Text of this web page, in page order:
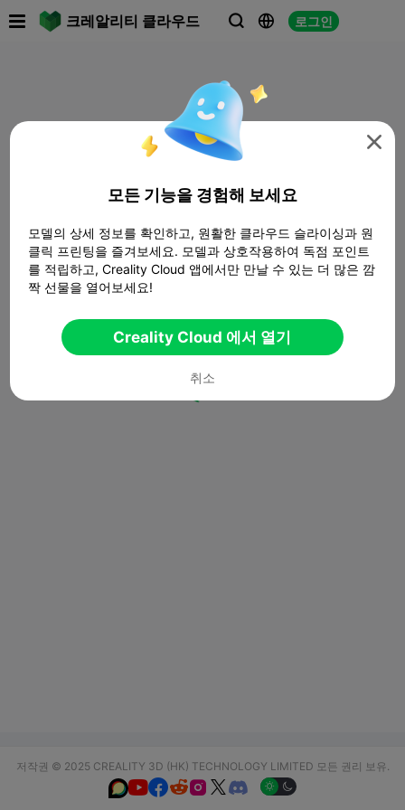
크레알리티 클라우드   로그인
저작권 © 2025 CREALITY 3D (HK) TECHNOLOGY LIMITED 모든 권리 보유.
  

모든 기능을 경험해 보세요
모델의 상세 정보를 확인하고, 원활한 클라우드 슬라이싱과 원
클릭 프린팅을 즐겨보세요. 모델과 상호작용하여 독점 포인트
를 적립하고, Creality Cloud 앱에서만 만날 수 있는 더 많은 깜
짝 선물을 열어보세요!
Creality Cloud 에서 열기
취소